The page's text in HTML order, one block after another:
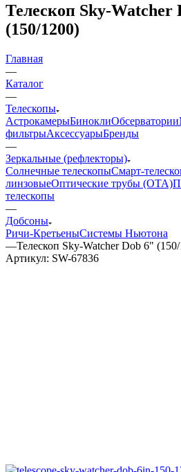
Телескоп Sky-Watcher
(150/1200)
Главная
—
Каталог
—
Телескопы
АстрокамерыБиноклиОбсерватории
фильтрыАксессуарыБренды
—
Зеркальные (рефлекторы)
Солнечные телескопыСмарт-
линзовыеОптические трубы (OTA)
телескопы
—
Добсоны
Ричи-КретьеныСистемы Ньютона
—Телескоп Sky-Watcher Dob 6"
Артикул: SW-67836